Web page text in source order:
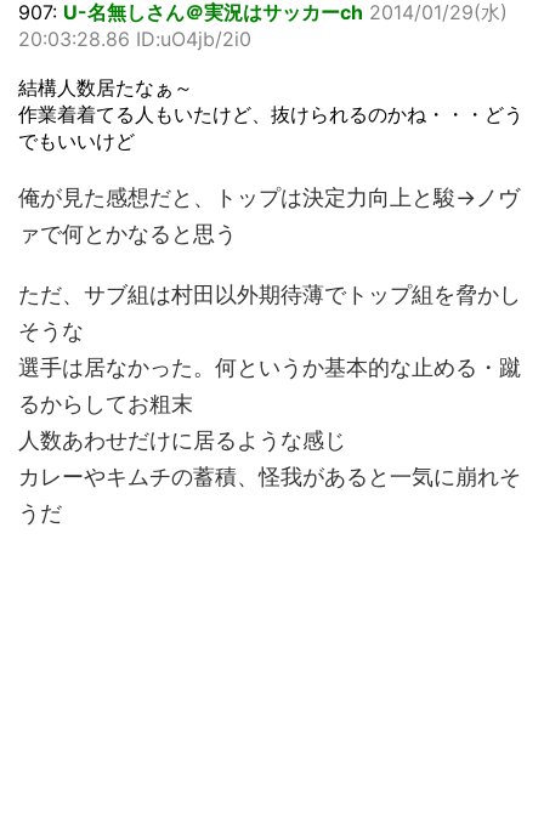
907: U-名無しさん＠実況はサッカーch 2014/01/29(水)
20:03:28.86 ID:uO4jb/2i0
結構人数居たなぁ～
作業着着てる人もいたけど、抜けられるのかね・・・どう
でもいいけど
俺が見た感想だと、トップは決定力向上と駿→ノヴ
ァで何とかなると思う
ただ、サブ組は村田以外期待薄でトップ組を脅かし
そうな
選手は居なかった。何というか基本的な止める・蹴
るからしてお粗末
人数あわせだけに居るような感じ
カレーやキムチの蓄積、怪我があると一気に崩れそ
うだ